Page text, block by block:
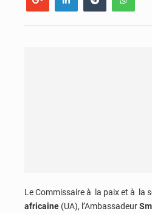
Le Commissaire à la paix et à la
africaine (UA), l’Ambassadeur